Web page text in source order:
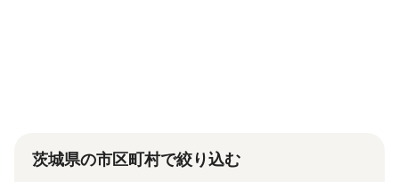
ずは見積を取り寄せてみましょう。
茨城県の市区町村で絞り込む